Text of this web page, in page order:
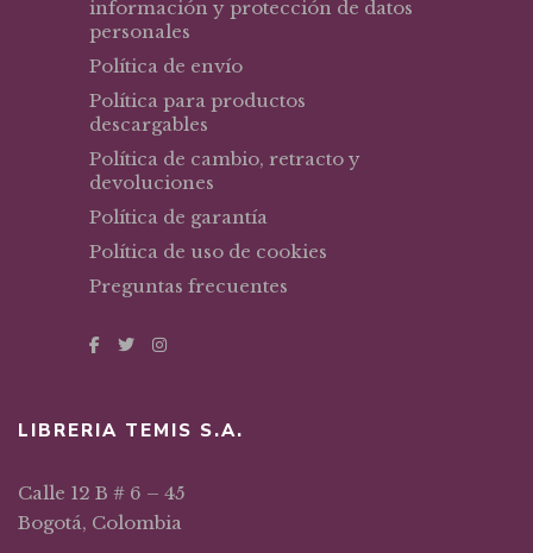
información y protección de datos
personales
Política de envío
Política para productos
descargables
Política de cambio, retracto y
devoluciones
Política de garantía
Política de uso de cookies
Preguntas frecuentes
LIBRERIA TEMIS S.A.
Calle 12 B # 6 – 45
Bogotá, Colombia